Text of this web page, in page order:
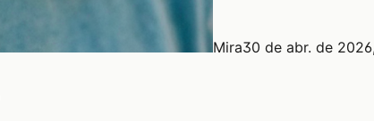
Mira30 de abr. de